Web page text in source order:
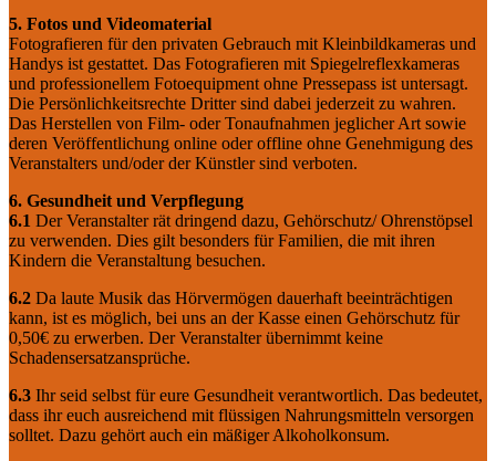
5. Fotos und Videomaterial
Fotografieren für den privaten Gebrauch mit Kleinbildkameras und
Handys ist gestattet. Das Fotografieren mit Spiegelreflexkameras
und professionellem Fotoequipment ohne Pressepass ist untersagt.
Die Persönlichkeitsrechte Dritter sind dabei jederzeit zu wahren.
Das Herstellen von Film- oder Tonaufnahmen jeglicher Art sowie
deren Veröffentlichung online oder offline ohne Genehmigung des
Veranstalters und/oder der Künstler sind verboten.
6. Gesundheit und Verpflegung
6.1 Der Veranstalter rät dringend dazu, Gehörschutz/ Ohrenstöpsel
zu verwenden. Dies gilt besonders für Familien, die mit ihren
Kindern die Veranstaltung besuchen.
6.2 Da laute Musik das Hörvermögen dauerhaft beeinträchtigen
kann, ist es möglich, bei uns an der Kasse einen Gehörschutz für
0,50€ zu erwerben. Der Veranstalter übernimmt keine
Schadensersatzansprüche.
6.3 Ihr seid selbst für eure Gesundheit verantwortlich. Das bedeutet,
dass ihr euch ausreichend mit flüssigen Nahrungsmitteln versorgen
solltet. Dazu gehört auch ein mäßiger Alkoholkonsum.